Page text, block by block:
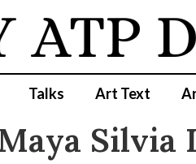
ATP
Talks Art Text
Silvia